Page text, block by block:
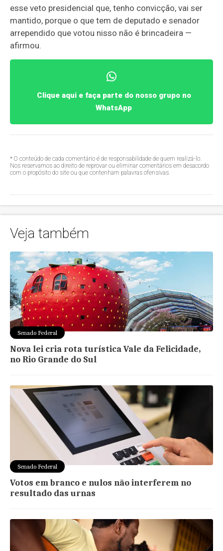
esse veto presidencial que, tenho convicção, vai ser
mantido, porque o que tem de deputado e senador
arrependido que votou nisso não é brincadeira —
afirmou.
Clique aqui e faça parte do nosso grupo no
WhatsApp
* O conteúdo de cada comentário é de responsabilidade de quem realizá-lo.
Nos reservamos ao direito de reprovar ou eliminar comentários em desacordo
com o propósito do site ou que contenham palavras ofensivas.
Veja também
Senado Federal
Nova lei cria rota turística Vale da Felicidade,
no Rio Grande do Sul
Senado Federal
Votos em branco e nulos não interferem no
resultado das urnas